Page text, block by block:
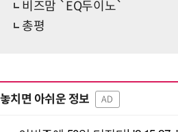
비즈맘 `EQ두이노`
총평
놓치면 아쉬운 정보 AD